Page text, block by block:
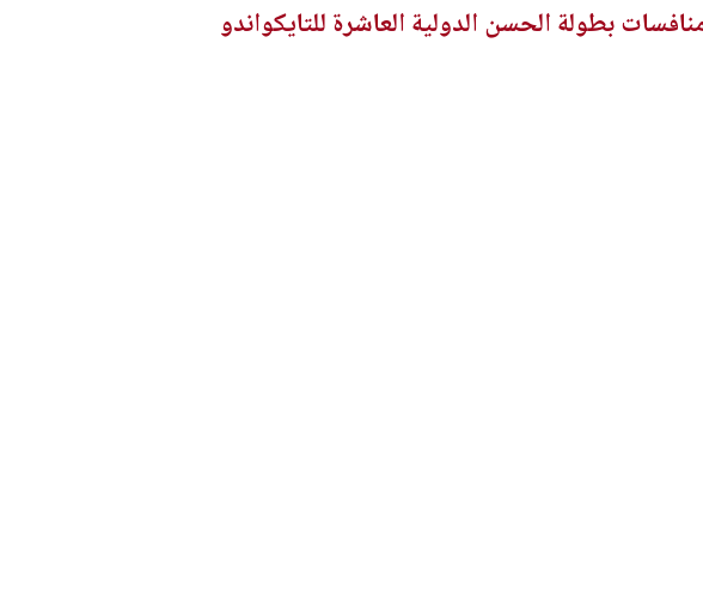
بطولة الحسن الدولية العاشرة للتايكواندو